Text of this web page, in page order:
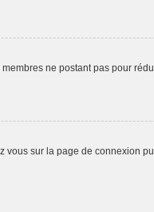
ne postant pas pour
vous sur la page de connexion